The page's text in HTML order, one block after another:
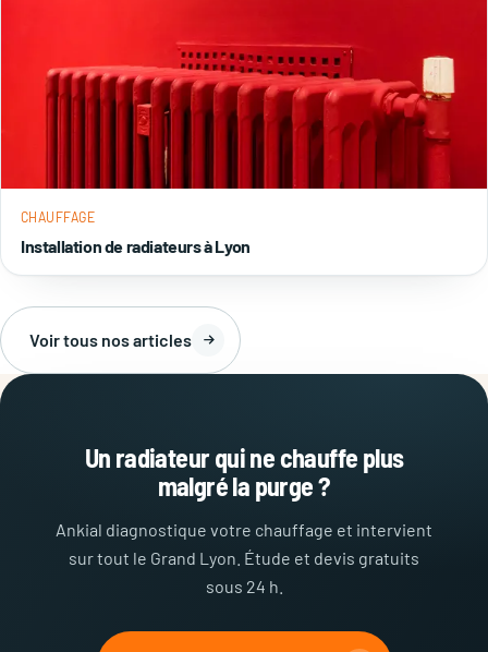
CHAUFFAGE
Installation de radiateurs à Lyon
Voir tous nos articles
Un radiateur qui ne chauffe plus
malgré la purge ?
Ankial diagnostique votre chauffage et intervient
sur tout le Grand Lyon. Étude et devis gratuits
sous 24 h.